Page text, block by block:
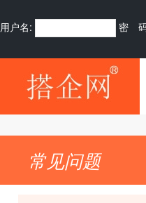
用户名: 密
常见问题